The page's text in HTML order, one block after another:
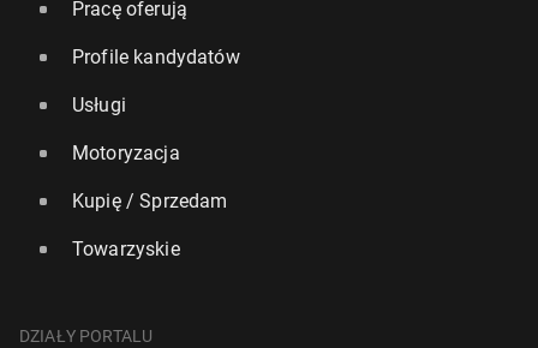
Pracę oferują
Profile kandydatów
Usługi
Motoryzacja
Kupię / Sprzedam
Towarzyskie
DZIAŁY PORTALU